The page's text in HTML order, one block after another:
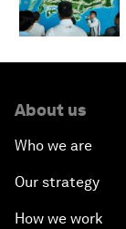
About us
Who we are
Our strategy
How we work